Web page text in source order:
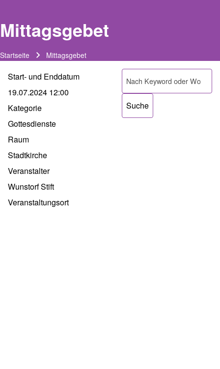
Mittagsgebet
Pfadnavigation
Startseite Mittagsgebet
Start- und Enddatum
19.07.2024 12:00
Kategorie
Gottesdienste
Raum
Stadtkirche
Veranstalter
Wunstorf Stift
Veranstaltungsort
Suche